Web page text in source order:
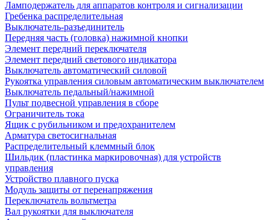
Ламподержатель для аппаратов контроля и сигнализации
Гребенка распределительная
Выключатель-разъединитель
Передняя часть (головка) нажимной кнопки
Элемент передний переключателя
Элемент передний светового индикатора
Выключатель автоматический силовой
Рукоятка управления силовым автоматическим выключателем
Выключатель педальный/нажимной
Пульт подвесной управления в сборе
Ограничитель тока
Ящик с рубильником и предохранителем
Арматура светосигнальная
Распределительный клеммный блок
Шильдик (пластинка маркировочная) для устройств
управления
Устройство плавного пуска
Модуль защиты от перенапряжения
Переключатель вольтметра
Вал рукоятки для выключателя